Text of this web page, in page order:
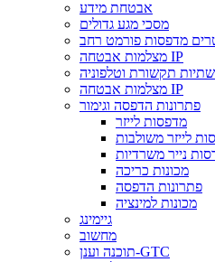
אבטחת מידע
מסכי מגע גדולים
מדפסות פורמט רחב
מצלמות אבטחה IP
תקשורת וטלפוניה
מצלמות אבטחה IP
פתרונות הדפסה וגימור
מדפסות לייזר
נייר משרדיות
מכונות כריכה
פתרונות הדפסה
מכונות למינציה
גיימינג
מחשוב
תוכנה וענן-GTC